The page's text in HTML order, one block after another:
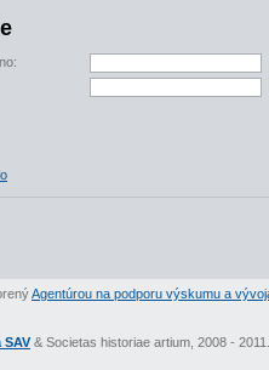
Agentúrou na podporu výskumu a
& Societas historiae artium, 2008 -